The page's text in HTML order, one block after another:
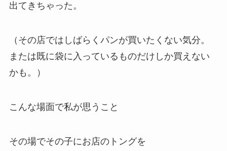
出てきちゃった。
（その店ではしばらくパンが買いたくない気分。
または既に袋に入っているものだけしか買えない
かも。）
こんな場面で私が思うこと
その場でその子にお店のトングを